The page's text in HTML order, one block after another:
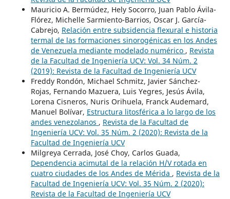
Mauricio A. Bermúdez, Hely Socorro, Juan Pablo Ávila-
Flórez, Michelle Sarmiento-Barrios, Oscar J. García-
Cabrejo, Relación entre subsidencia flexural e historia
termal de las formaciones sinorogénicas en los Andes
de Venezuela mediante modelado numérico , Revista
de la Facultad de Ingeniería UCV: Vol. 34 Núm. 2
(2019): Revista de la Facultad de Ingeniería UCV
Freddy Rondón, Michael Schmitz, Javier Sánchez-
Rojas, Fernando Mazuera, Luis Yegres, Jesús Ávila,
Lorena Cisneros, Nuris Orihuela, Franck Audemard,
Manuel Bolívar, Estructura litosférica a lo largo de los
andes venezolanos , Revista de la Facultad de
Ingeniería UCV: Vol. 35 Núm. 2 (2020): Revista de la
Facultad de Ingeniería UCV
Milgreya Cerrada, José Choy, Carlos Guada,
Dependencia acimutal de la relación H/V rotada en
cuatro ciudades de los Andes de Mérida , Revista de la
Facultad de Ingeniería UCV: Vol. 35 Núm. 2 (2020):
Revista de la Facultad de Ingeniería UCV